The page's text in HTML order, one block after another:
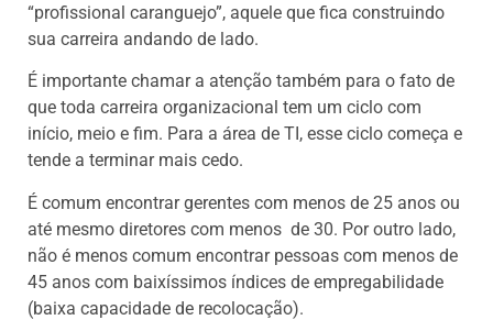
“profissional caranguejo”, aquele que fica construindo
sua carreira andando de lado.
É importante chamar a atenção também para o fato de
que toda carreira organizacional tem um ciclo com
início, meio e fim. Para a área de TI, esse ciclo começa e
tende a terminar mais cedo.
É comum encontrar gerentes com menos de 25 anos ou
até mesmo diretores com menos de 30. Por outro lado,
não é menos comum encontrar pessoas com menos de
45 anos com baixíssimos índices de empregabilidade
(baixa capacidade de recolocação).